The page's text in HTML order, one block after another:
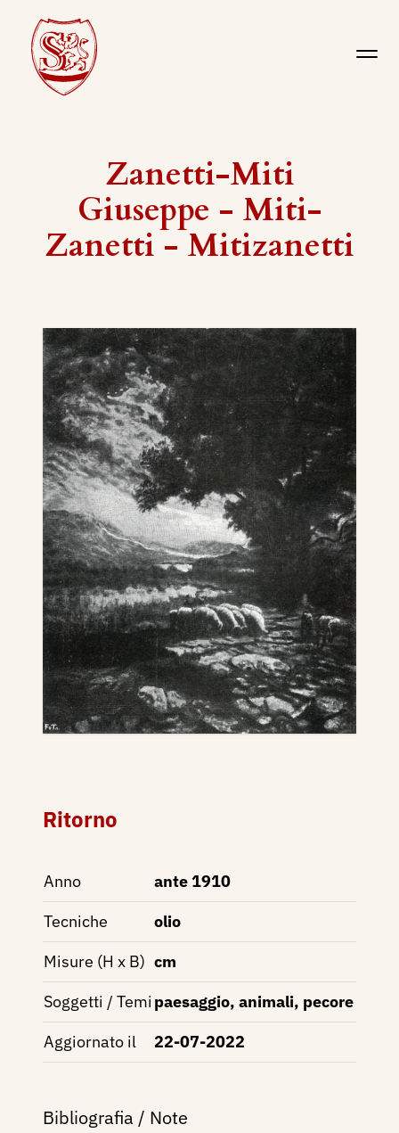
Zanetti-Miti
Giuseppe - Miti-
Zanetti - Mitizanetti
Ritorno
Anno
ante 1910
Tecniche
olio
Misure (H x B) cm
Soggetti / Temi paesaggio, animali, pecore
Aggiornato il
22-07-2022
Bibliografia / Note